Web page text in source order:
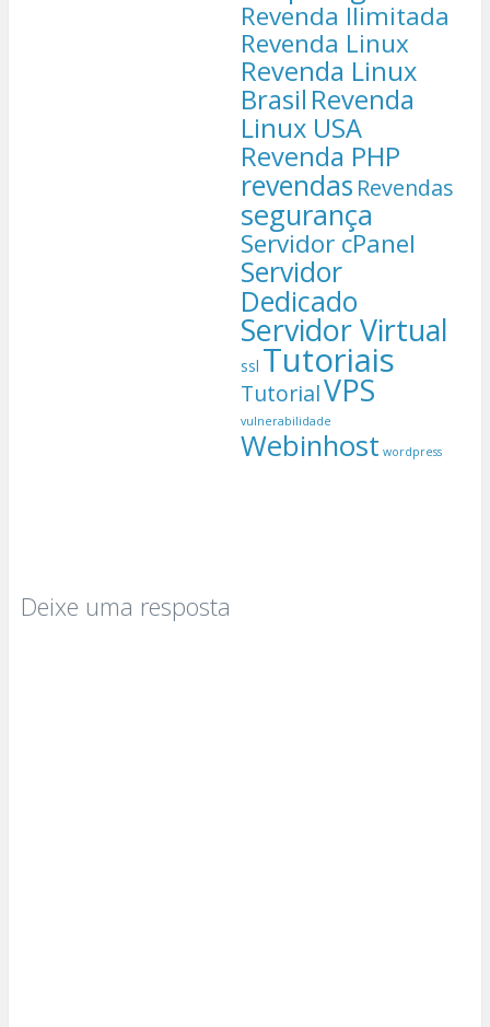
Revenda Ilimitada
Revenda Linux
Revenda Linux
Brasil Revenda
Linux USA
Revenda PHP
revendas Revendas
segurança
Servidor cPanel
Servidor
Dedicado
Servidor Virtual
ssl Tutoriais
TutorialVPS
vulnerabilidade
Webinhost wordpress
Deixe uma resposta